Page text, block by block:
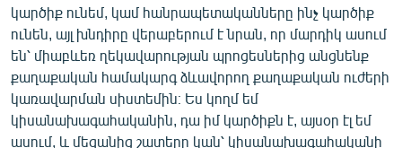
կարծիք ունեմ, կամ հանրապետականները ինչ կարծիք
ունեն, այլ խնդիրը վերաբերում է նրան, որ մարդիկ ասում
են՝ միաբևեռ ղեկավարության պրոցեսներից անցնենք
քաղաքական համակարգ ձևավորող քաղաքական ուժերի
կառավարման սիստեմին։ Ես կողմ եմ
կիսանախագահականին, դա իմ կարծիքն է, այսօր էլ եմ
ասում, և մեզանից շատերը կան՝ կիսանախագահականի